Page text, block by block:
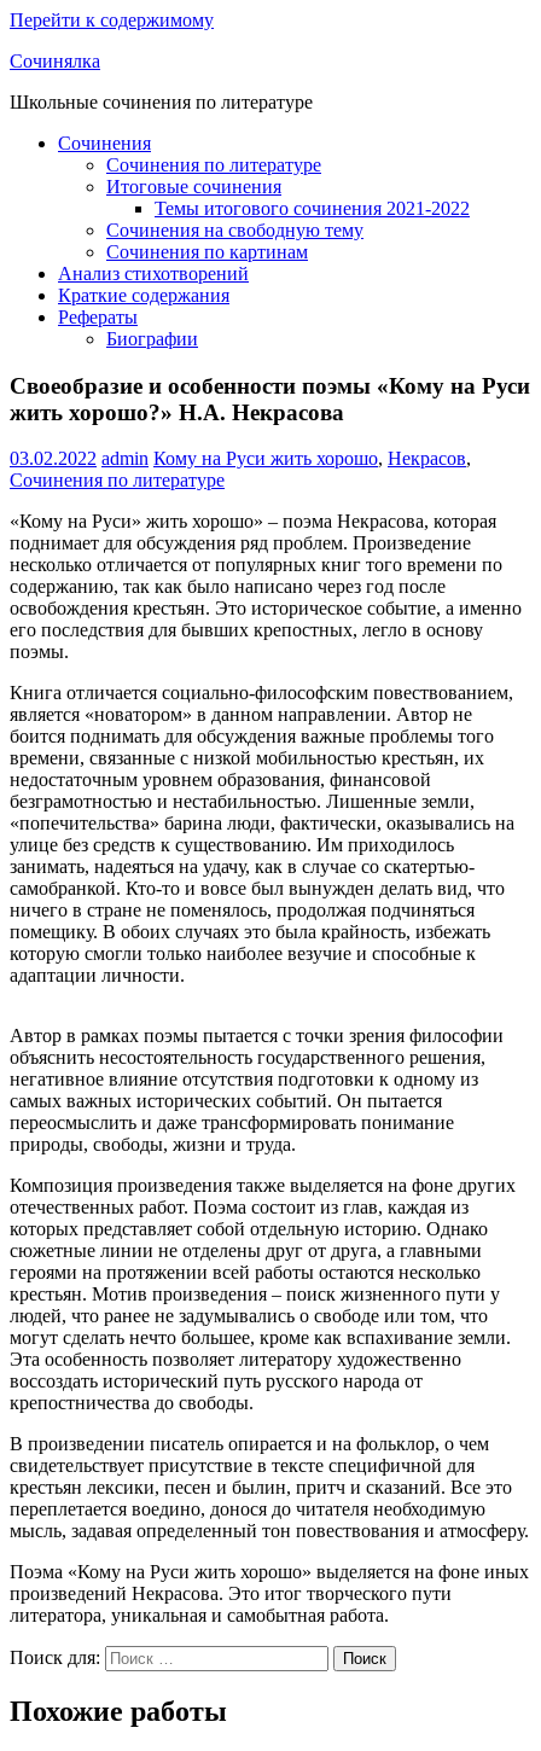
Перейти к содержимому
Сочинялка
Школьные сочинения по литературе
Сочинения
Сочинения по литературе
Итоговые сочинения
Темы итогового сочинения 2021-2022
Сочинения на свободную тему
Сочинения по картинам
Анализ стихотворений
Краткие содержания
Рефераты
Биографии
Своеобразие и особенности поэмы «Кому на Руси
жить хорошо?» Н.А. Некрасова
03.02.2022 admin Кому на Руси жить хорошо, Некрасов,
Сочинения по литературе
«Кому на Руси» жить хорошо» – поэма Некрасова, которая
поднимает для обсуждения ряд проблем. Произведение
несколько отличается от популярных книг того времени по
содержанию, так как было написано через год после
освобождения крестьян. Это историческое событие, а именно
его последствия для бывших крепостных, легло в основу
поэмы.
Книга отличается социально-философским повествованием,
является «новатором» в данном направлении. Автор не
боится поднимать для обсуждения важные проблемы того
времени, связанные с низкой мобильностью крестьян, их
недостаточным уровнем образования, финансовой
безграмотностью и нестабильностью. Лишенные земли,
«попечительства» барина люди, фактически, оказывались на
улице без средств к существованию. Им приходилось
занимать, надеяться на удачу, как в случае со скатертью-
самобранкой. Кто-то и вовсе был вынужден делать вид, что
ничего в стране не поменялось, продолжая подчиняться
помещику. В обоих случаях это была крайность, избежать
которую смогли только наиболее везучие и способные к
адаптации личности.
Автор в рамках поэмы пытается с точки зрения философии
объяснить несостоятельность государственного решения,
негативное влияние отсутствия подготовки к одному из
самых важных исторических событий. Он пытается
переосмыслить и даже трансформировать понимание
природы, свободы, жизни и труда.
Композиция произведения также выделяется на фоне других
отечественных работ. Поэма состоит из глав, каждая из
которых представляет собой отдельную историю. Однако
сюжетные линии не отделены друг от друга, а главными
героями на протяжении всей работы остаются несколько
крестьян. Мотив произведения – поиск жизненного пути у
людей, что ранее не задумывались о свободе или том, что
могут сделать нечто большее, кроме как вспахивание земли.
Эта особенность позволяет литератору художественно
воссоздать исторический путь русского народа от
крепостничества до свободы.
В произведении писатель опирается и на фольклор, о чем
свидетельствует присутствие в тексте специфичной для
крестьян лексики, песен и былин, притч и сказаний. Все это
переплетается воедино, донося до читателя необходимую
мысль, задавая определенный тон повествования и атмосферу.
Поэма «Кому на Руси жить хорошо» выделяется на фоне иных
произведений Некрасова. Это итог творческого пути
литератора, уникальная и самобытная работа.
Поиск для: Поиск
Похожие работы